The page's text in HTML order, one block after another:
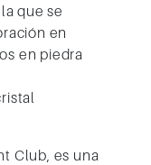
que se
en
en piedra
Club , es una